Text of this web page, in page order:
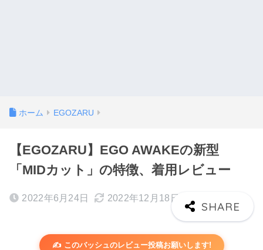
ホーム EGOZARU
【EGOZARU】EGO AWAKEの新型
「MIDカット」の特徴、着用レビュー
2022年6月24日 2022年12月18日
✍️ このバッシュのレビュー投稿お願いします!